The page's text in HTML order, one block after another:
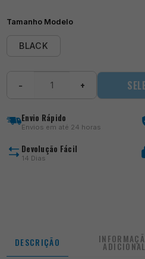
Tamanho Modelo
BLACK
− +
Envio Rápido
Envios em até 24 horas
Devolução Fácil
14 Dias
DESCRIÇÃO ADICIONAL